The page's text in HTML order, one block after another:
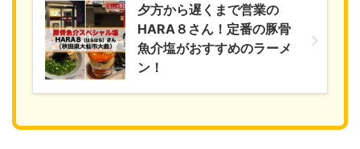
夕方から遅くまで営業の
HARA８さん！定番の豚骨
魚介塩がおすすめのラーメ
ン！